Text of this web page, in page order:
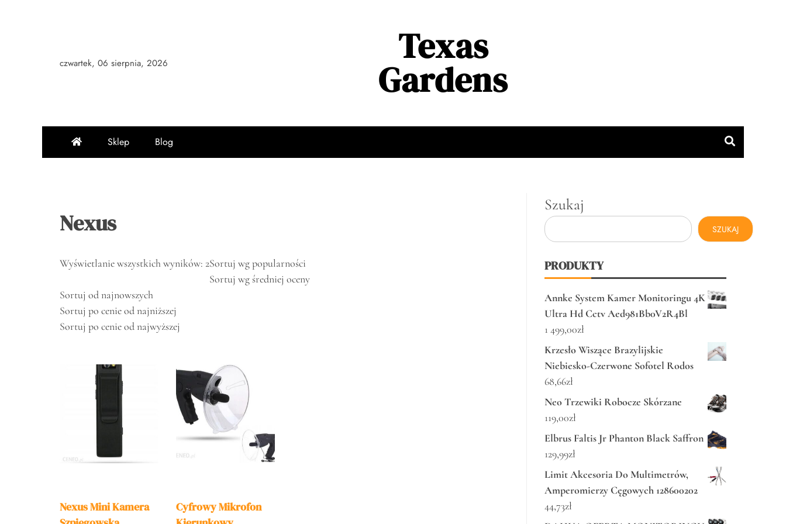
czwartek, 06 sierpnia, 2026
Texas
Gardens
Sklep Blog
Nexus
Wyświetlanie wszystkich wyników: 2Sortuj wg popularności
Sortuj wg średniej oceny
Sortuj od najnowszych
Sortuj po cenie od najniższej
Sortuj po cenie od najwyższej
Nexus Mini Kamera
Cyfrowy Mikrofon
Szukaj
SZUKAJ
PRODUKTY
Annke System Kamer Monitoringu 4K
Ultra Hd Cctv Aed981Bb0V2R4Bl
1 499,00zł
Krzesło Wiszące Brazylijskie
Niebiesko-Czerwone Sofotel Rodos
68,66zł
Neo Trzewiki Robocze Skórzane
119,00zł
Elbrus Faltis Jr Phanton Black Saffron
129,99zł
Limit Akcesoria Do Multimetrów,
Amperomierzy Cęgowych 128600202
44,73zł